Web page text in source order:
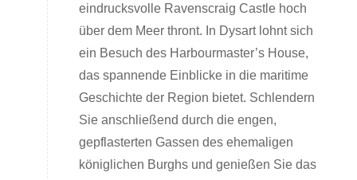
eindrucksvolle Ravenscraig Castle hoch
über dem Meer thront. In Dysart lohnt sich
ein Besuch des Harbourmaster’s House,
das spannende Einblicke in die maritime
Geschichte der Region bietet. Schlendern
Sie anschließend durch die engen,
gepflasterten Gassen des ehemaligen
königlichen Burghs und genießen Sie das